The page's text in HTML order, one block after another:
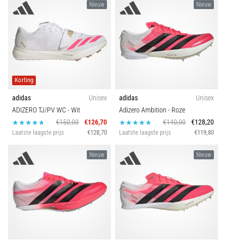
voer
deze
correct
uit,
6. 8. 2026
7 min. lezen
Hardlopersknie:
Behandeling
Preventie
Hardlopersknie,
ook
Nieuw
Korting
adidas
Unisex
ADIZERO TJ/PV WC - Wit
€150,00
€126,70
Laatste laagste prijs €128,70
Nieuw
adidas
Unisex
Adizero Ambition - Roze
€140,00
€128,20
Laatste laagste prijs €119,80
Nieuw Nieuw